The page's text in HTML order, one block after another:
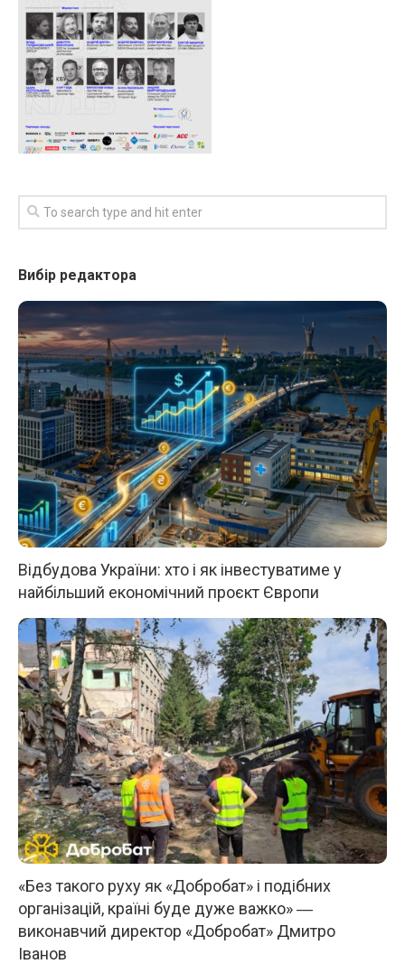
Вибір редактора
Відбудова України: хто і як інвестуватиме у
найбільший економічний проєкт Європи
«Без такого руху як «Добробат» і подібних
організацій, країні буде дуже важко» ―
виконавчий директор «Добробат» Дмитро
Іванов